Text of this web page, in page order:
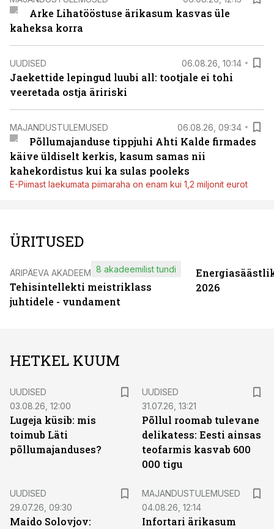
Arke Lihatööstuse ärikasum kasvas üle
kaheksa korra
UUDISED 06.08.26, 10:14
Jaekettide lepingud luubi all: tootjale ei tohi
veeretada ostja äririski
MAJANDUSTULEMUSED 06.08.26, 09:34
Põllumajanduse tippjuhi Ahti Kalde firmades
käive üldiselt kerkis, kasum samas nii
kahekordistus kui ka sulas pooleks
E-Piimast laekumata piimaraha on enam kui 1,2 miljonit eurot
ÜRITUSED
ÄRIPÄEVA AKADEEMIA
Tehisintellekti meistriklass
juhtidele - vundament
8 akadeemilist tundi
2026
HETKEL KUUM
UUDISED
03.08.26, 12:00
Lugeja küsib: mis
toimub Läti
põllumajanduses?
UUDISED
31.07.26, 13:21
Põllul roomab tulevane
delikatess: Eesti ainsas
teofarmis kasvab 600
000 tigu
UUDISED
29.07.26, 09:30
Maido Solovjov:
MAJANDUSTULEMUSED
04.08.26, 12:14
Infortari ärikasum